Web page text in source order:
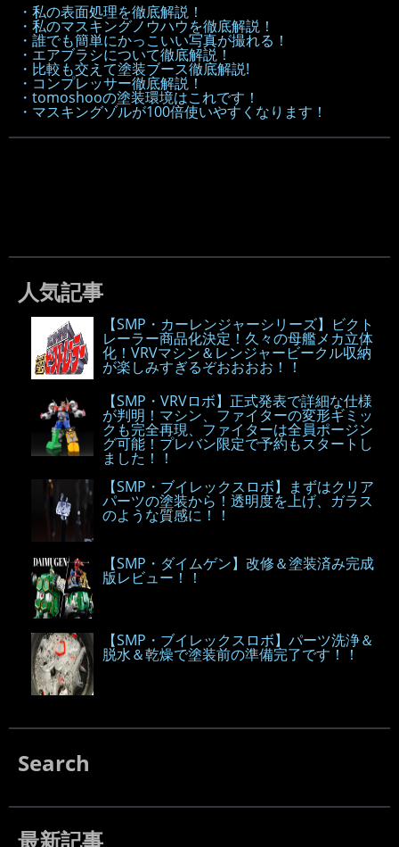
・私の表面処理を徹底解説！
・私のマスキングノウハウを徹底解説！
・誰でも簡単にかっこいい写真が撮れる！
・エアブラシについて徹底解説！
・比較も交えて塗装ブース徹底解説!
・コンプレッサー徹底解説！
・tomoshooの塗装環境はこれです！
・マスキングゾルが100倍使いやすくなります！
人気記事
【SMP・カーレンジャーシリーズ】ビクト
レーラー商品化決定！久々の母艦メカ立体
化！VRVマシン＆レンジャービークル収納
が楽しみすぎるぞおおおお！！
【SMP・VRVロボ】正式発表で詳細な仕様
が判明！マシン、ファイターの変形ギミッ
クも完全再現、ファイターは全員ポージン
グ可能！プレバン限定で予約もスタートし
ました！！
【SMP・ブイレックスロボ】まずはクリア
パーツの塗装から！透明度を上げ、ガラス
のような質感に！！
【SMP・ダイムゲン】改修＆塗装済み完成
版レビュー！！
【SMP・ブイレックスロボ】パーツ洗浄＆
脱水＆乾燥で塗装前の準備完了です！！
Search
最新記事